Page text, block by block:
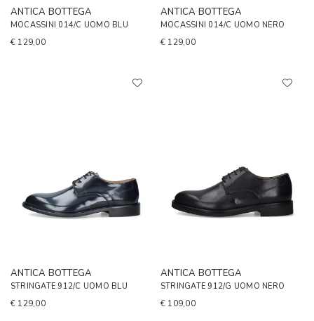
ANTICA BOTTEGA
MOCASSINI 014/C UOMO BLU
€ 129,00
ANTICA BOTTEGA
MOCASSINI 014/C UOMO NERO
€ 129,00
ANTICA BOTTEGA
STRINGATE 912/C UOMO BLU
€ 129,00
ANTICA BOTTEGA
STRINGATE 912/G UOMO NERO
€ 109,00